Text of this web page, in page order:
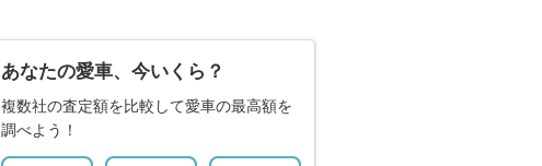
あなたの愛車、今いくら？
複数社の査定額を比較して愛車の最高額を
調べよう！